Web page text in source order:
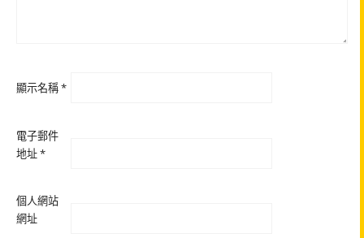
顯示名稱*
電子郵件
地址*
個人網站
網址